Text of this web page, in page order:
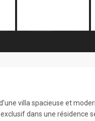
villa spacieuse et
dans une résidence